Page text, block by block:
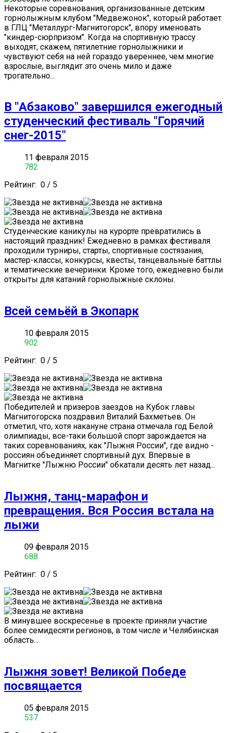
Некоторые соревнования, организованные детским
горнолыжным клубом "Медвежонок", который работает
в ГЛЦ "Металлург-Магнитогорск", впору именовать
"киндер-сюрпризом". Когда на спортивную трассу
выходят, скажем, пятилетние горнолыжники и
чувствуют себя на ней гораздо увереннее, чем многие
взрослые, выглядит это очень мило и даже
трогательно...
В "Абзаково" завершился ежегодный
студенческий фестиваль "Горячий
снег-2015"
11 февраля 2015
782
Рейтинг: 0 / 5
Студенческие каникулы на курорте превратились в
настоящий праздник! Ежедневно в рамках фестиваля
проходили турниры, старты, спортивные состязания,
мастер-классы, конкурсы, квесты, танцевальные баттлы
и тематические вечеринки. Кроме того, ежедневно были
открыты для катаний горнолыжные склоны.
Всей семьёй в Экопарк
10 февраля 2015
902
Рейтинг: 0 / 5
Победителей и призеров заездов на Кубок главы
Магнитогорска поздравил Виталий Бахметьев. Он
отметил, что, хотя накануне страна отмечала год Белой
олимпиады, все-таки большой спорт зарождается на
таких соревнованиях, как "Лыжня России", где видно -
россиян объединяет спортивный дух. Впервые в
Магнитке "Лыжню России" обкатали десять лет назад...
Лыжня, танц-марафон и
превращения. Вся Россия встала на
лыжи
09 февраля 2015
688
Рейтинг: 0 / 5
В минувшее воскресенье в проекте приняли участие
более семидесяти регионов, в том числе и Челябинская
область...
Лыжня зовет! Великой Победе
посвящается
05 февраля 2015
537